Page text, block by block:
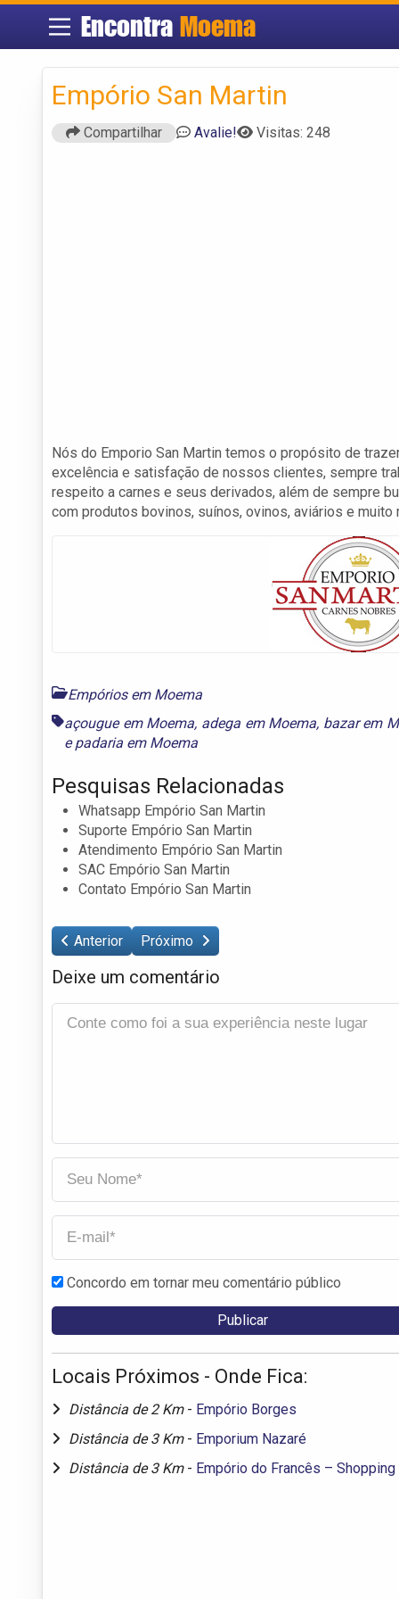
Encontra Moema
Empório San Martin
Compartilhar Avalie! Visitas: 248
Nós do Emporio San Martin temos o propósito de
excelência e satisfação de nossos clientes, sempre
respeito a carnes e seus derivados, além de sempre
com produtos bovinos, suínos, ovinos, aviários e muito
Empórios em Moema
açougue em Moema, adega em Moema, bazar em
epadaria em Moema
Pesquisas Relacionadas
Whatsapp Empório San Martin
Suporte Empório San Martin
Atendimento Empório San Martin
SAC Empório San Martin
Contato Empório San Martin
Anterior Próximo
Deixe um comentário
Concordo em tornar meu comentário público
Locais Próximos - Onde Fica:
Distância de 2 Km - Empório Borges
Distância de 3 Km - Emporium Nazaré
Distância de 3 Km - Empório do Francês –